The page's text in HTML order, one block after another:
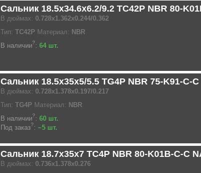
Сальник 18.5x34.6x6.2/9.2 TC42P NBR 80-
В дюймах: 0.728x1.362x0.244/0.362
Тип: TC42P Материал: NBR
В наличии?: 64 шт.
Сальник 18.5x35x5/5.5 TG4P NBR 75-K91-C-
В дюймах: 0.728x1.378x0.197/0.217
Тип: TG4P Материал: NBR
В наличии?: 60 шт.
Под заказ?: ~5 шт.
Сальник 18.7x35x7 TC4P NBR 80-K01B-C-C
В дюймах: 0.736x1.378x0.276